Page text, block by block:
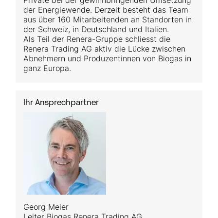
der Energiewende. Derzeit besteht das Team
aus über 160 Mitarbeitenden an Standorten in
der Schweiz, in Deutschland und Italien.
Als Teil der Renera-Gruppe schliesst die
Renera Trading AG aktiv die Lücke zwischen
Abnehmern und Produzentinnen von Biogas in
ganz Europa.
Ihr Ansprechpartner
Georg Meier